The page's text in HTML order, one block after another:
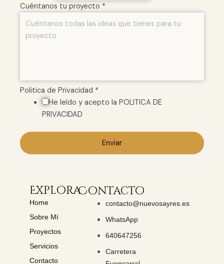
T
o
v
a
Cuéntanos tu proyecto *
Politica de Privacidad *
He leído y acepto la POLITICA DE
PRIVACIDAD
Enviar
Explora
Home
Sobre Mí
Proyectos
Servicios
Contacto
Contacto
contacto@nuevosayres.es
WhatsApp
640647256
Carretera